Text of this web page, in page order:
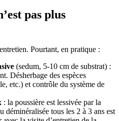
pas plus
Pourtant, en pratique :
(sedum, 5-10 cm de substrat) :
Désherbage des espèces
etc.) et contrôle du système de
: la poussière est lessivée par la
déminéralisée tous les 2 à 3 ans est